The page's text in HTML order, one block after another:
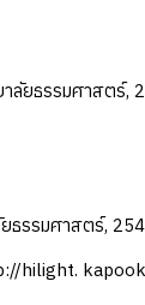
ลัยธรรมศาสตร์,
ธรรมศาสตร์,
hilight.